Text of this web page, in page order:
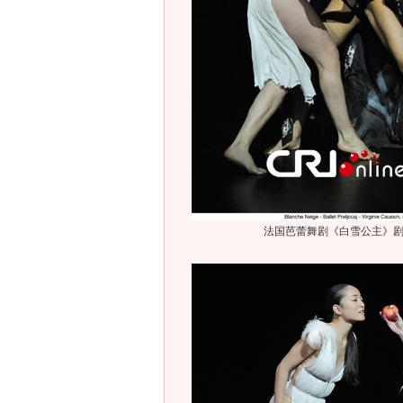
法国芭蕾舞剧《白雪公主》